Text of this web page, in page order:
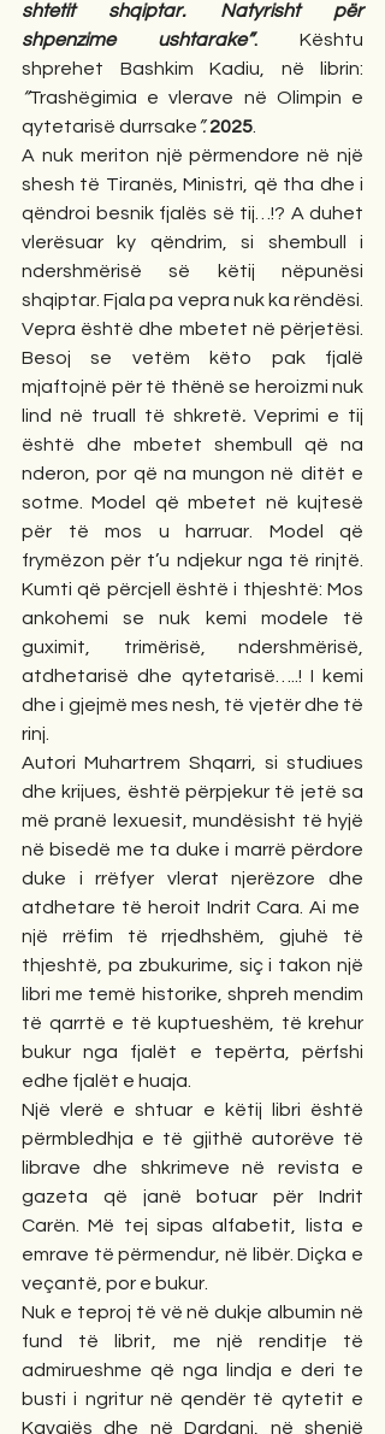
shtetit shqiptar. Natyrisht për
shpenzime ushtarake”. Kështu
“Trashëgimia e vlerave në Olimpin e
qytetarisë durrsake”. 2025
A nuk meriton një përmendore në një
shesh të Tiranës, Ministri, që tha dhe i
qëndroi besnik fjalës së tij…!? A duhet
vlerësuar ky qëndrim, si shembull i
ndershmërisë së këtij nëpunësi
shqiptar. Fjala pa vepra nuk ka rëndësi.
Vepra është dhe mbetet në përjetësi.
Besoj se vetëm këto pak fjalë
mjaftojnë për të thënë se heroizmi nuk
lind në truall të shkretë. Veprimi e tij
është dhe mbetet shembull që na
nderon, por që na mungon në ditët e
sotme. Model që mbetet në kujtesë
për të mos u harruar. Model që
frymëzon për t’u ndjekur nga të rinjtë.
Kumti që përcjell është i thjeshtë: Mos
ankohemi se nuk kemi modele të
guximit, trimërisë, ndershmërisë,
atdhetarisë dhe qytetarisë…..! I kemi
dhe i gjejmë mes nesh, të vjetër dhe të
rinj.
Autori Muhartrem Shqarri, si studiues
dhe krijues, është përpjekur të jetë sa
më pranë lexuesit, mundësisht të hyjë
në bisedë me ta duke i marrë përdore
duke i rrëfyer vlerat njerëzore dhe
atdhetare të heroit Indrit Cara. Ai me
një rrëfim të rrjedhshëm, gjuhë të
thjeshtë, pa zbukurime, siç i takon një
libri me temë historike, shpreh mendim
të qarrtë e të kuptueshëm, të krehur
bukur nga fjalët e tepërta, përfshi
edhe fjalët e huaja.
Një vlerë e shtuar e këtij libri është
përmbledhja e të gjithë autorëve të
librave dhe shkrimeve në revista e
gazeta që janë botuar për Indrit
Carën. Më tej sipas alfabetit, lista e
emrave të përmendur, në libër. Diçka e
veçantë, por e bukur.
Nuk e teproj të vë në dukje albumin në
fund të librit, me një renditje të
admirueshme që nga lindja e deri te
busti i ngritur në qendër të qytetit e
Kavajës dhe në Dardani, në shenjë